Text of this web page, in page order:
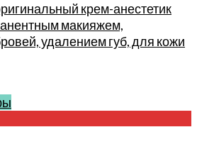
крем-анестетик
макияжем,
удалением губ, для кожи